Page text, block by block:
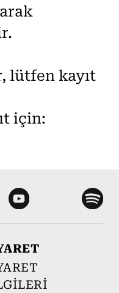
lütfen kayıt
için: